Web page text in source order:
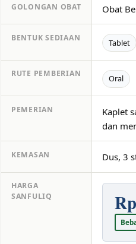
GOLONGAN OBAT Obat
BENTUK SEDIAAN Tablet
RUTE PEMBERIAN Oral
PEMERIAN
Kaplet
dan
KEMASAN Dus, 3
HARGA
SANFULIQ